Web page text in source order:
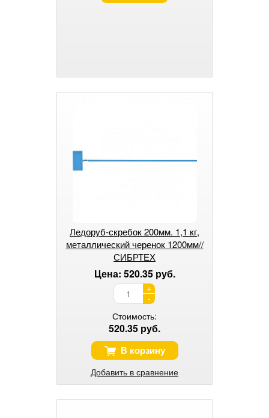
Ледоруб-скребок 200мм. 1,1 кг,
металлический черенок 1200мм//
СИБРТЕХ
Цена: 520.35 руб.
+
-
Стоимость:
520.35 руб.
В корзину
Добавить в сравнение